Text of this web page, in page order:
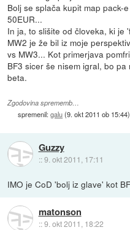
Bolj se splača kupit map pack-
50EUR...
In ja, to slišite od človeka, ki je
MW2 je že bil iz moje
vs MW3... Kot primerjava
BF3 sicer še nisem igral, bo
beta.
Zgodovina sprememb…
spremenil:galu(9. okt 2011 ob 15:44)
Guzzy
::9. okt 2011, 17:11
IMO je CoD 'bolj iz glave' kot
matonson
::9. okt 2011, 18:22